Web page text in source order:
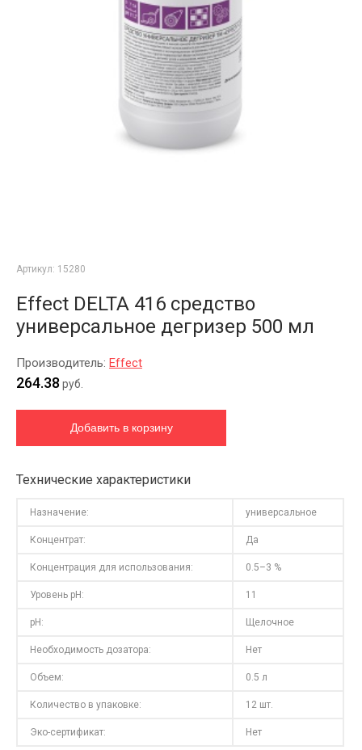
Артикул: 15280
Effect DELTA 416 средство
универсальное дегризер 500 мл
Производитель: Effect
264.38 руб.
Технические характеристики
Назначение: универсальное
Концентрат: Да
Концентрация для использования: 0.5–3 %
Уровень pH: 11
pH: Щелочное
Необходимость дозатора: Нет
Объем: 0.5 л
Количество в упаковке: 12 шт.
Эко-сертификат: Нет